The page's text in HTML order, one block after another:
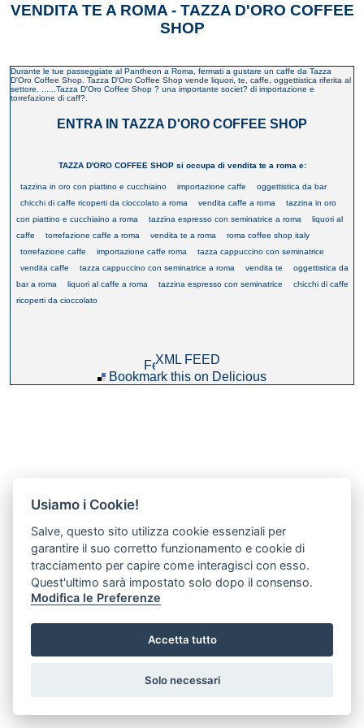
VENDITA TE A ROMA - TAZZA D'ORO COFFEE
SHOP
Durante le tue passeggiate al Pantheon a Roma, fermati a gustare un caffe da Tazza
D'Oro Coffee Shop. Tazza D'Oro Coffee Shop vende liquori, te, caffe, oggettistica riferita al
settore. ......Tazza D'Oro Coffee Shop ? una importante societ? di importazione e
torrefazione di caff?.
ENTRA IN TAZZA D'ORO COFFEE SHOP
TAZZA D'ORO COFFEE SHOP si occupa di vendita te a roma e:
tazzina in oro con piattino e cucchiaino importazione caffe
oggettistica da bar
chicchi di caffe ricoperti da cioccolato a roma
vendita caffe a roma
tazzina in oro
con piattino e cucchiaino a roma
tazzina espresso con seminatrice a roma
liquori al
caffe
torrefazione caffe a roma vendita te a roma
roma coffee shop italy
torrefazione caffe
importazione caffe roma
tazza cappuccino con seminatrice
vendita caffe
tazza cappuccino con seminatrice a roma vendita te
oggettistica da
bar a roma
liquori al caffe a roma tazzina espresso con seminatrice
chicchi di caffe
ricoperti da cioccolato
XML FEED
Bookmark this on Delicious
Usiamo i Cookie!
Salve, questo sito utilizza cookie essenziali per
garantire il suo corretto funzionamento e cookie di
tracciamento per capire come interagisci con esso.
Quest'ultimo sarà impostato solo dopo il consenso.
Modifica le Preferenze
Accetta tutto
Solo necessari
Preferenze GDPR Cookie